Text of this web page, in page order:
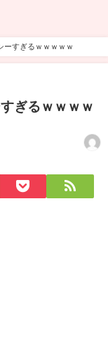
ーすぎるｗｗｗｗｗ
ぎるｗｗｗｗ